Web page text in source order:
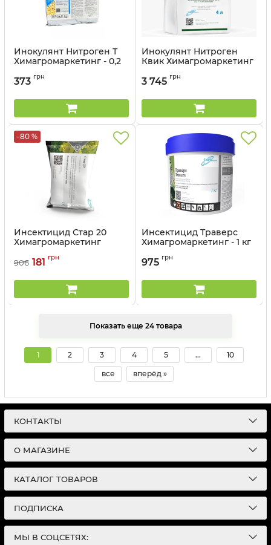
Инокулянт Нитроген Т
Химагромаркетинг - 0,2
Артикул:
373 грн
Инокулянт Нитроген
Квик Химагромаркетинг
Артикул:
3 745 грн
-80 %
Инсектицид Стар 20
Химагромаркетинг
Артикул: 13037011-п
906 181 грн
Инсектицид Траверс
Химагромаркетинг - 1 кг
975 грн
Показать еще 24 товара
1 2 3 4 5 ... 10
все вперёд »
КОНТАКТЫ
О МАГАЗИНЕ
КАТАЛОГ ТОВАРОВ
ПОДПИСКА
МЫ В СОЦСЕТЯХ: